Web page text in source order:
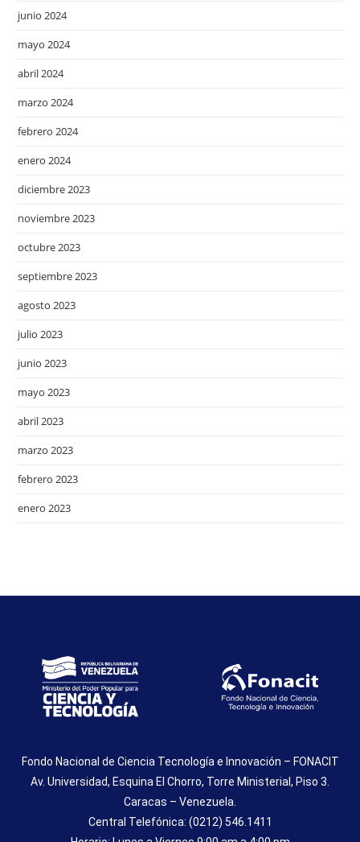
junio 2024
mayo 2024
abril 2024
marzo 2024
febrero 2024
enero 2024
diciembre 2023
noviembre 2023
octubre 2023
septiembre 2023
agosto 2023
julio 2023
junio 2023
mayo 2023
abril 2023
marzo 2023
febrero 2023
enero 2023
Fondo Nacional de Ciencia Tecnología e Innovación – FONACIT
Av. Universidad, Esquina El Chorro, Torre Ministerial, Piso 3.
Caracas – Venezuela.
Central Telefónica: (0212) 546.1411